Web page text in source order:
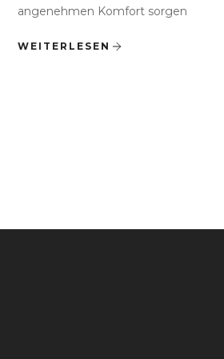
angenehmen Komfort sorgen
WEITERLESEN